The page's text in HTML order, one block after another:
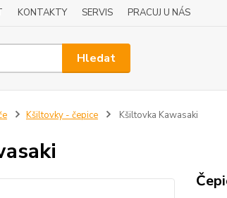
KONTAKTY SERVIS PRACUJ U NÁS
Hledat
Kšiltovky - čepice Kšiltovka Kawasaki